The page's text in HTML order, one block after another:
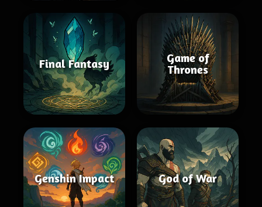
Final Fantasy
Game of
Thrones
Genshin Impact God of War